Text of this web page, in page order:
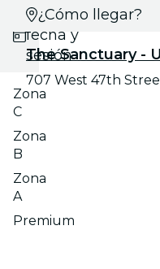
Selecciona
fecha y
sesión
Zona
C
Zona
B
Zona
A
Premium
¿Cómo llegar?
The Sanctuary -
707 West 47th